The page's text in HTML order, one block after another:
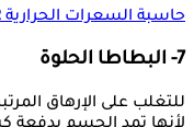
حاسبة السعرات الحرارية BMR
7- البطاطا الحلوة
للتغلب على الإرهاق